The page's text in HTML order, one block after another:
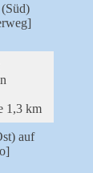
1,3 km
auf